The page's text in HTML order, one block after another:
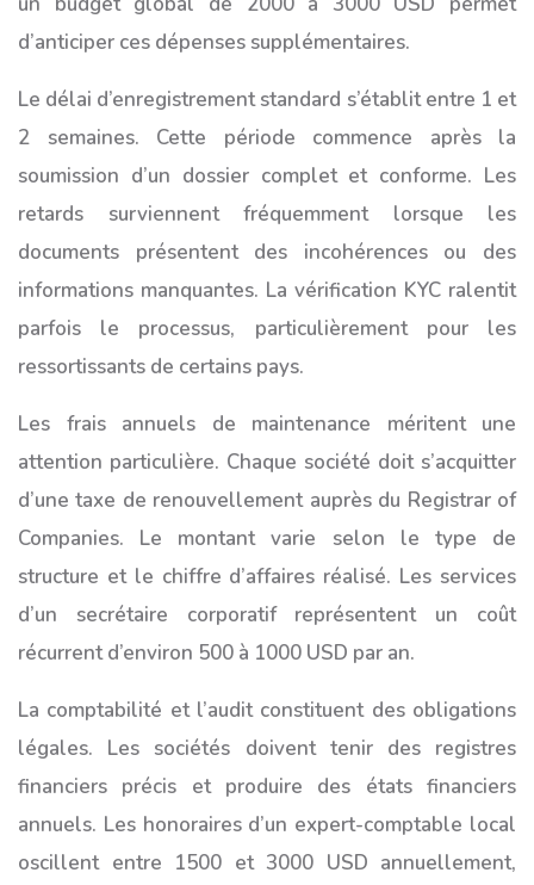
d’anticiper ces dépenses supplémentaires.
Le délai d’enregistrement standard s’établit entre 1 et
2 semaines. Cette période commence après la
soumission d’un dossier complet et conforme. Les
retards surviennent fréquemment lorsque les
documents présentent des incohérences ou des
informations manquantes. La vérification KYC ralentit
parfois le processus, particulièrement pour les
ressortissants de certains pays.
Les frais annuels de maintenance méritent une
attention particulière. Chaque société doit s’acquitter
d’une taxe de renouvellement auprès du Registrar of
Companies. Le montant varie selon le type de
structure et le chiffre d’affaires réalisé. Les services
d’un secrétaire corporatif représentent un coût
récurrent d’environ 500 à 1000 USD par an.
La comptabilité et l’audit constituent des obligations
légales. Les sociétés doivent tenir des registres
financiers précis et produire des états financiers
annuels. Les honoraires d’un expert-comptable local
oscillent entre 1500 et 3000 USD annuellement,